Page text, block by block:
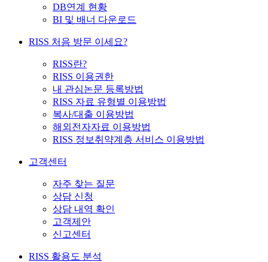
DB연계 현황
BI 및 배너 다운로드
RISS 처음 방문 이세요?
RISS란?
RISS 이용권한
내 관심논문 등록방법
RISS 자료 유형별 이용방법
복사/대출 이용방법
해외전자자료 이용방법
RISS 정보취약계층 서비스 이용방법
고객센터
자주 찾는 질문
상담 신청
상담 내역 확인
고객제안
신고센터
RISS 활용도 분석